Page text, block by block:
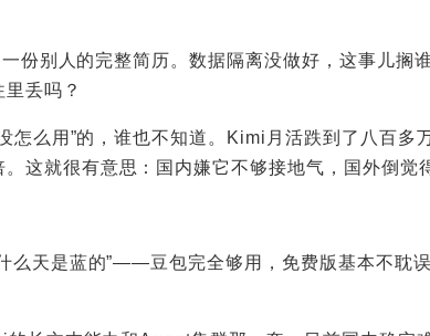
别人的完整简历。数据隔离没做好，这事儿搁
丢吗？
么用”的，谁也不知道。Kimi月活跌到了八百多
就很有意思：国内嫌它不够接地气，国外倒觉
么天是蓝的”——豆包完全够用，免费版基本不耽